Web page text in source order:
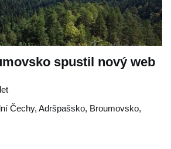
spustil nový web
Čechy, Adršpašsko, Broumovsko,